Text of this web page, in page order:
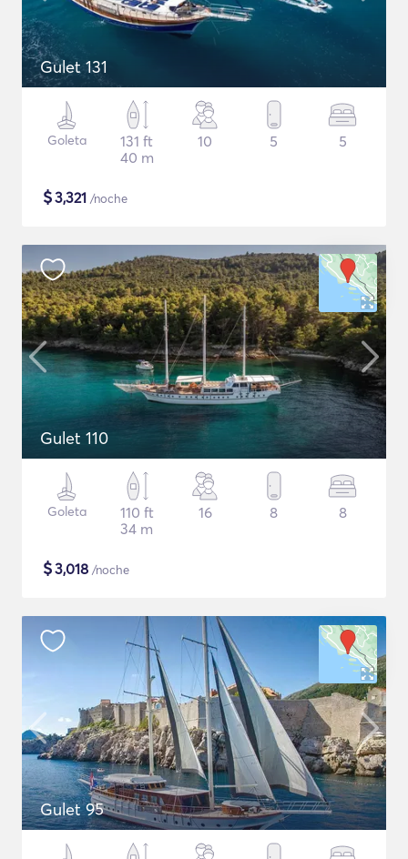
Gulet 131
Goleta
131 ft
40 m
10 5 5
$3,321 /noche
Gulet 110
Goleta
110 ft
34 m
16 8 8
$3,018 /noche
Gulet 95